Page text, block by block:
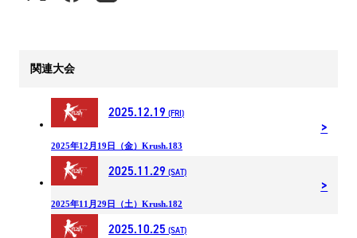
関連大会
2025.12.19 (FRI)
2025年12月19日（金）Krush.183
2025.11.29 (SAT)
2025年11月29日（土）Krush.182
2025.10.25 (SAT)